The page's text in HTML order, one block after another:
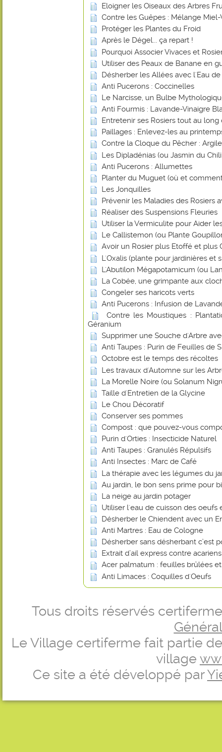
Eloigner les Oiseaux des Arbres
Contre les Guêpes : Mélange Miel-
Protéger les Plantes du Froid
Après le Dégel... ça repart !
Pourquoi Associer Vivaces et
Utiliser des Peaux de Banane en
Désherber les Allées avec l'Eau
Anti Pucerons : Coccinelles
Le Narcisse, un Bulbe
Anti Fourmis : Lavande-Vinaigre
Entretenir ses Rosiers tout au long
Paillages : Enlevez-les au
Contre la Cloque du Pêcher : Argile
Les Dipladénias (ou Jasmin du
Anti Pucerons : Allumettes
Planter du Muguet (où et
Les Jonquilles
Prévenir les Maladies des Rosiers
Réaliser des Suspensions Fleuries
Utiliser la Vermiculite pour Aider
Le Callistemon (ou Plante
Avoir un Rosier plus Etoffé et plus
L'Oxalis (plante pour jardinières et
L'Abutilon Mégapotamicum (ou
La Cobée, une grimpante aux
Congeler ses haricots verts
Anti Pucerons : Infusion de
Contre les Moustiques :
Géranium
Supprimer une Souche d'Arbre
Anti Taupes : Purin de Feuilles de
Octobre est le temps des récoltes
Les travaux d'Automne sur les
La Morelle Noire (ou Solanum
Taille d'Entretien de la Glycine
Le Chou Décoratif
Conserver ses pommes
Compost : que pouvez-vous
Purin d'Orties : Insecticide Naturel
Anti Taupes : Granulés Répulsifs
Anti Insectes : Marc de Café
La thérapie avec les légumes du
Au jardin, le bon sens prime pour
La neige au jardin potager
Utiliser l'eau de cuisson des oeufs
Désherber le Chiendent avec un
Anti Martres : Eau de Cologne
Désherber sans désherbant c’est
Extrait d’ail express contre
Acer palmatum : feuilles brûlées
Anti Limaces : Coquilles d'Oeufs
Tous droits réservés
Le Village certiferme fait partie
village
Ce site a été développé par